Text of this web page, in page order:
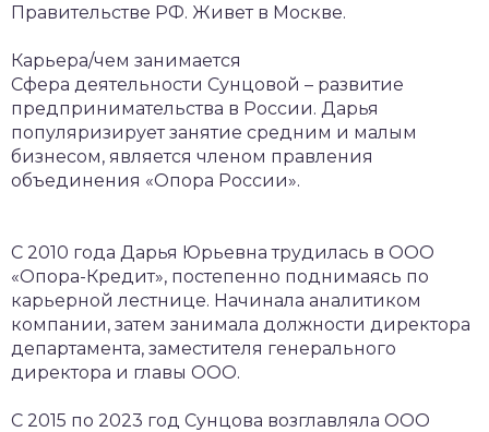
Правительстве РФ. Живет в Москве.
Карьера/чем занимается
Сфера деятельности Сунцовой – развитие
предпринимательства в России. Дарья
популяризирует занятие средним и малым
бизнесом, является членом правления
объединения «Опора России».
С 2010 года Дарья Юрьевна трудилась в ООО
«Опора-Кредит», постепенно поднимаясь по
карьерной лестнице. Начинала аналитиком
компании, затем занимала должности директора
департамента, заместителя генерального
директора и главы ООО.
С 2015 по 2023 год Сунцова возглавляла ООО